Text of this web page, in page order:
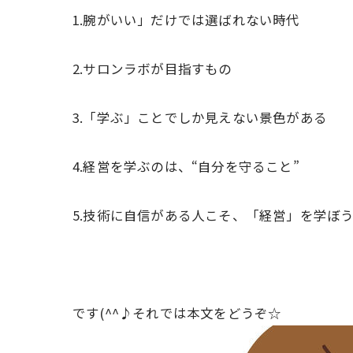
1.腕がいい」だけでは選ばれない時代
2.サロンラボが目指すもの
3.「学ぶ」ことでしか見えない景色がある
4.経営を学ぶのは、“自分を守ること”
5.技術に自信がある人こそ、「経営」を学ぼ
です(^^♪それでは本文をどうぞ☆